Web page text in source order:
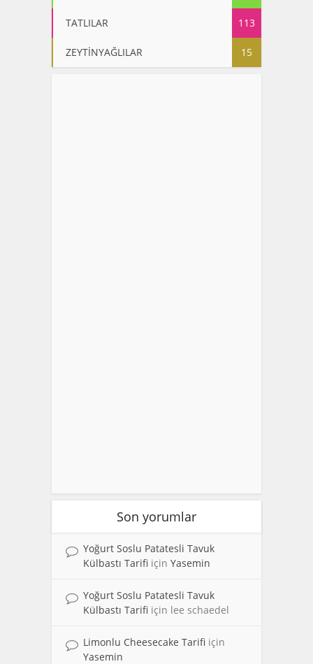
TATLILAR 113
ZEYTİNYAĞLILAR 15
Son yorumlar
Yoğurt Soslu Patatesli Tavuk
Külbastı Tarifi için Yasemin
Yoğurt Soslu Patatesli Tavuk
Külbastı Tarifi için lee schaedel
Limonlu Cheesecake Tarifi için
Yasemin